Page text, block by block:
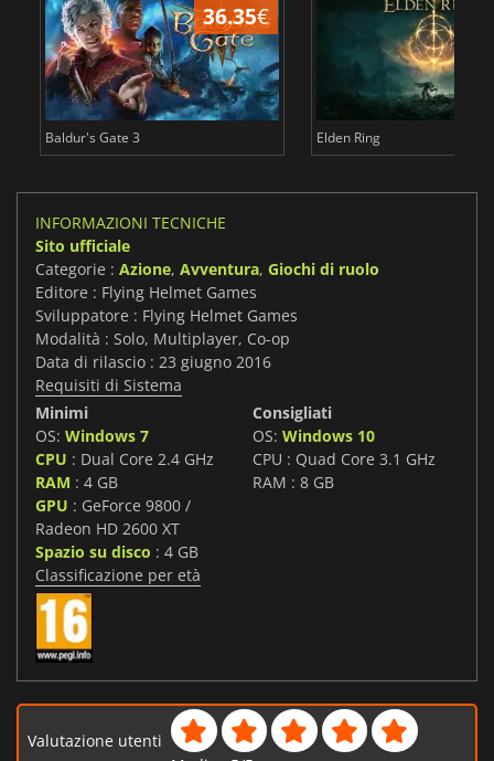
36.35€
Baldur's Gate 3 Elden Ring
INFORMAZIONI TECNICHE
Sito ufficiale
Categorie : Azione, Avventura, Giochi di ruolo
Editore : Flying Helmet Games
Sviluppatore : Flying Helmet Games
Modalità : Solo, Multiplayer, Co-op
Data di rilascio : 23 giugno 2016
Requisiti di Sistema
Minimi
OS: Windows 7
CPU : Dual Core 2.4 GHz
RAM : 4 GB
GPU : GeForce 9800 /
Radeon HD 2600 XT
Spazio su disco : 4 GB
Consigliati
OS: Windows 10
CPU : Quad Core 3.1 GHz
RAM : 8 GB
Classificazione per età
Valutazione utenti